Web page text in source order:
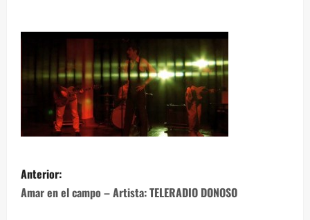
Anterior:
Amar en el campo – Artista: TELERADIO DONOSO